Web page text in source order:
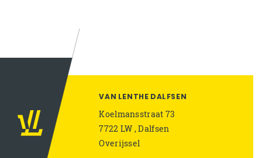
VAN LENTHE DALFSEN
Koelmansstraat 73
7722 LW , Dalfsen
Overijssel